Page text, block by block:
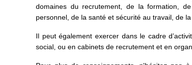
domaines du recrutement, de la formation,
personnel, de la santé et sécurité au travail, de
Il peut également exercer dans le cadre
social, ou en cabinets de recrutement et en